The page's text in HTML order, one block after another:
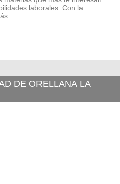
laborales. Con la
...
DE ORELLANA LA